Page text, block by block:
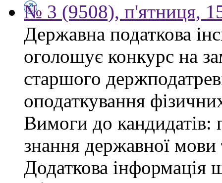
№ 3 (9508), п'ятниця,
Державна податкова
оголошує конкурс на
старшого
оподаткування
Вимоги до кандидатів:
знання державної
Додаткова інформація